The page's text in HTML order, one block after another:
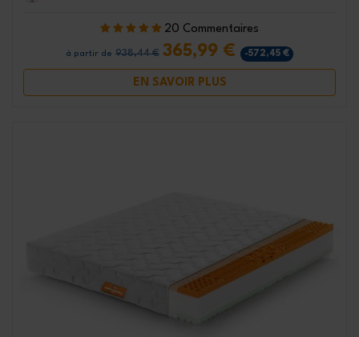
20 Commentaires
à partir de 938,44 € 365,99 € -572,45 €
EN SAVOIR PLUS